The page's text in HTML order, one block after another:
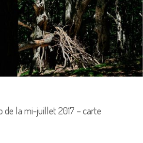
de la mi-juillet 2017 – carte